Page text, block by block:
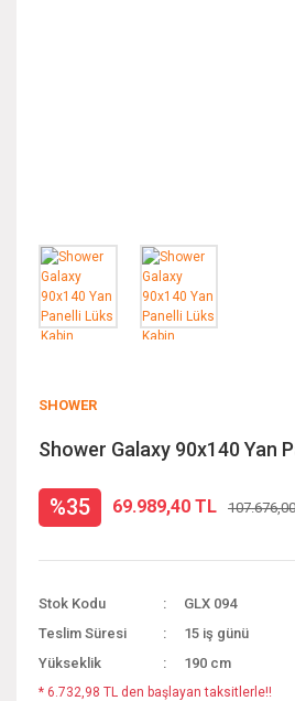
SHOWER
Shower Galaxy 90x140 Yan
%35 69.989,40 TL
Stok Kodu
GLX 094
Teslim Süresi
15 iş günü
Yükseklik
190 cm
* 6.732,98 TL den başlayan taksitlerle!!